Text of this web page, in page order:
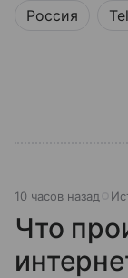
Россия
10 часов назад
Что